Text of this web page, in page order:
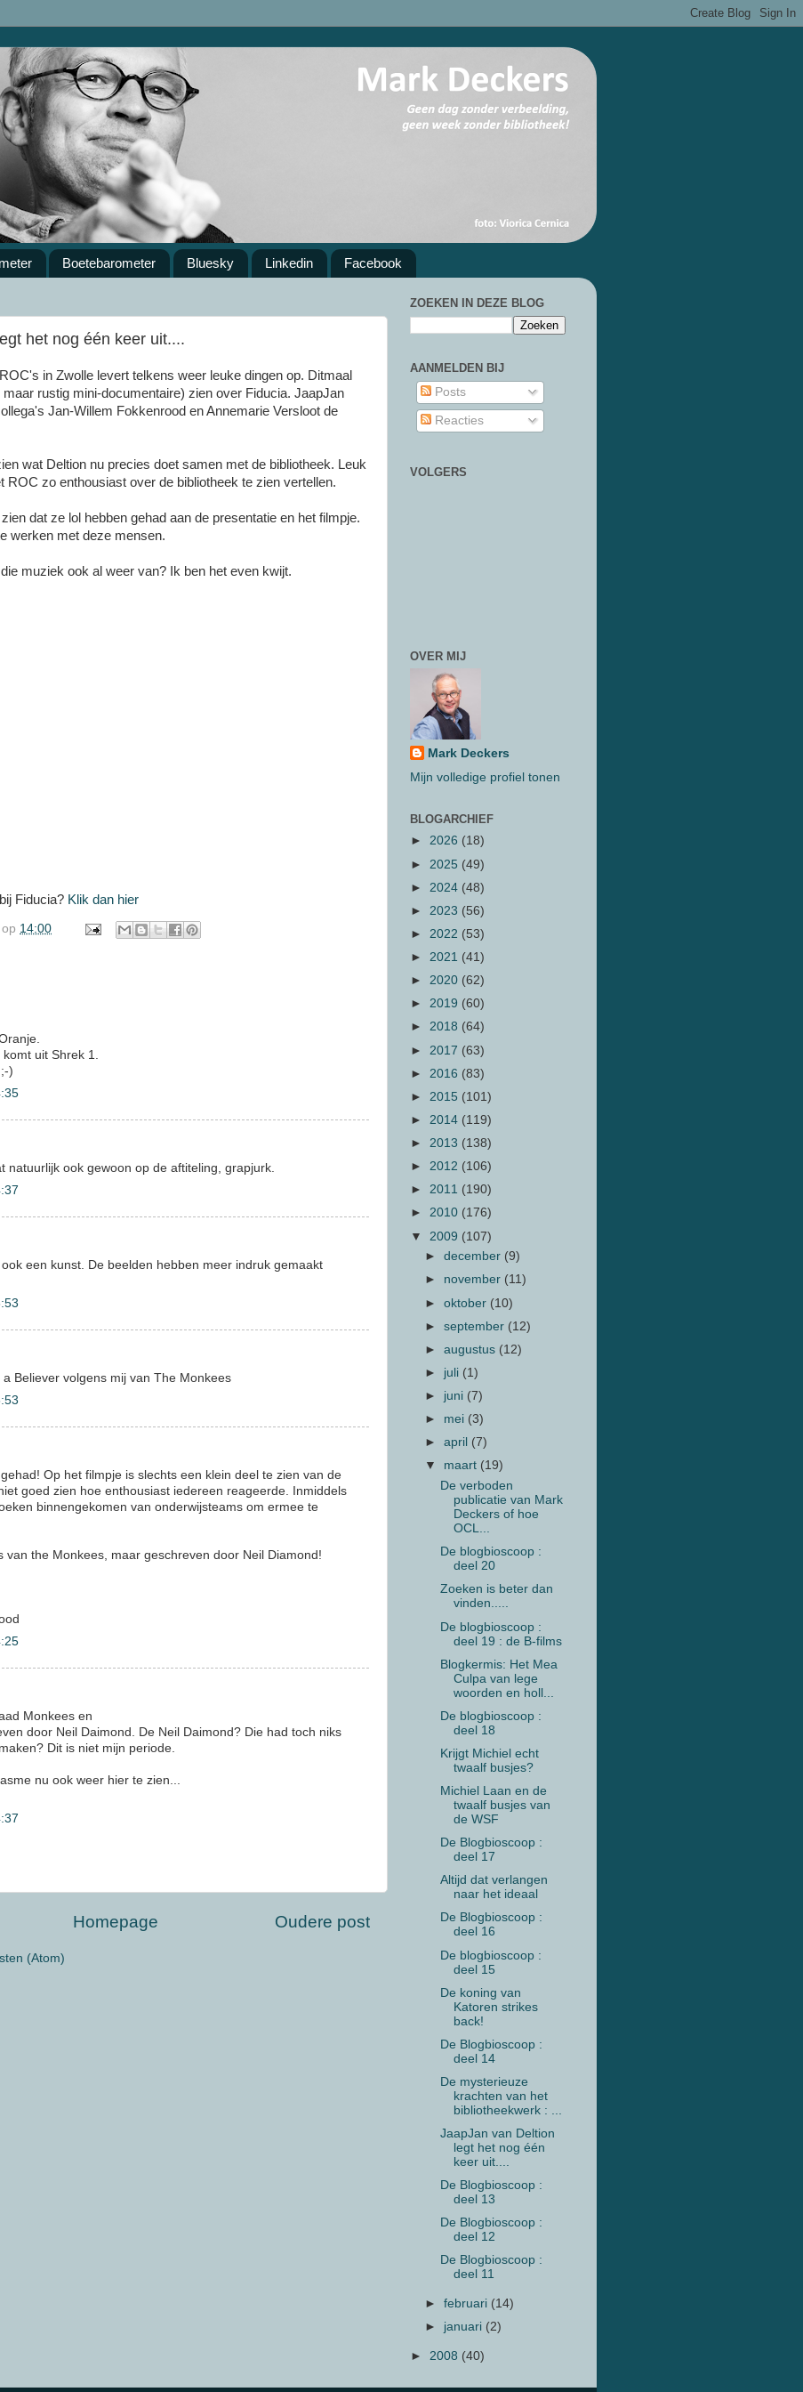
Boetebarometer Bluesky Linkedin Facebook
het nog één keer uit....
ROC's in Zwolle levert telkens weer leuke dingen op. Ditmaal
maar rustig mini-documentaire) zien over Fiducia. JaapJan
Jan-Willem Fokkenrood enAnnemarie Versloot de
wat Deltion nu precies doet samen met de bibliotheek. Leuk
ROC zo enthousiast over de bibliotheek te zien vertellen.
dat ze lol hebben gehad aan de presentatie en het filmpje.
werken met deze mensen.
muziek ook al weer van? Ik ben het even kwijt.
Fiducia? Klik dan hier
op 14:00
uit Shrek 1.
)
natuurlijk ook gewoon op de aftiteling, grapjurk.
een kunst. De beelden hebben meer indruk gemaakt
Believer volgens mij van The Monkees
Op het filmpje is slechts een klein deel te zien van de
goed zien hoe enthousiast iedereen reageerde. Inmiddels
binnengekomen van onderwijsteams om ermee te
van the Monkees, maar geschreven door Neil Diamond!
Monkees en
door Neil Daimond. De Neil Daimond? Die had toch niks
Dit is niet mijn periode.
nu ook weer hier te zien...
Oudere post
Homepage
(Atom)
ZOEKEN IN DEZE BLOG
AANMELDEN BIJ
Posts
Reacties
VOLGERS
OVER MIJ
Mark Deckers
Mijn volledige profiel tonen
BLOGARCHIEF
► 2026 (18)
► 2025 (49)
► 2024 (48)
► 2023 (56)
► 2022 (53)
► 2021 (41)
► 2020 (62)
► 2019 (60)
► 2018 (64)
► 2017 (63)
► 2016 (83)
► 2015 (101)
► 2014 (119)
► 2013 (138)
► 2012 (106)
► 2011 (190)
► 2010 (176)
▼ 2009 (107)
►december (9)
► november (11)
►oktober (10)
►september (12)
►augustus (12)
► juli (1)
► juni (7)
► mei (3)
►april (7)
▼ maart (19)
De verboden
publicatie van Mark
Deckers of hoe
OCL...
De blogbioscoop :
deel 20
Zoeken is beter dan
vinden.....
De blogbioscoop :
deel 19 : de B-films
Blogkermis: Het Mea
Culpa van lege
woorden en holl...
De blogbioscoop :
deel 18
Krijgt Michiel echt
twaalf busjes?
Michiel Laan en de
twaalf busjes van
de WSF
De Blogbioscoop :
deel 17
Altijd dat verlangen
naar het ideaal
De Blogbioscoop :
deel 16
De blogbioscoop :
deel 15
De koning van
Katoren strikes
back!
De Blogbioscoop :
deel 14
De mysterieuze
krachten van het
bibliotheekwerk : ...
JaapJan van Deltion
legt het nog één
keer uit....
De Blogbioscoop :
deel 13
De Blogbioscoop :
deel 12
De Blogbioscoop :
deel 11
►februari (14)
► januari (2)
► 2008 (40)